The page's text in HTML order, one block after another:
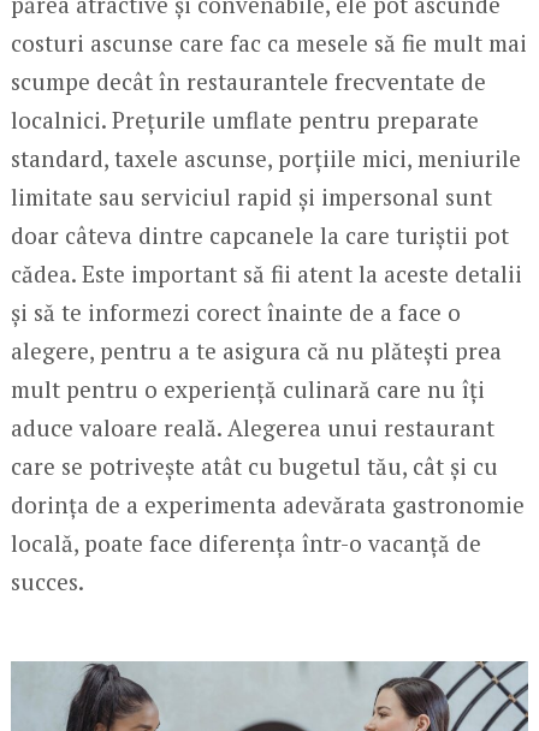
costuri ascunse care fac ca mesele să fie mult mai
scumpe decât în restaurantele frecventate de
localnici. Prețurile umflate pentru preparate
standard, taxele ascunse, porțiile mici, meniurile
limitate sau serviciul rapid și impersonal sunt
doar câteva dintre capcanele la care turiștii pot
cădea. Este important să fii atent la aceste detalii
și să te informezi corect înainte de a face o
alegere, pentru a te asigura că nu plătești prea
mult pentru o experiență culinară care nu îți
aduce valoare reală. Alegerea unui restaurant
care se potrivește atât cu bugetul tău, cât și cu
dorința de a experimenta adevărata gastronomie
locală, poate face diferența într-o vacanță de
succes.